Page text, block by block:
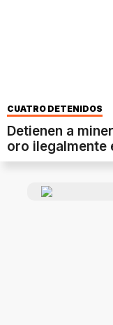
CUATRO DETENIDOS
Detienen a
oro ilegalmente